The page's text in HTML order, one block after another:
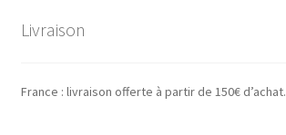
Livraison
France : livraison offerte à partir de 150€ d’achat.